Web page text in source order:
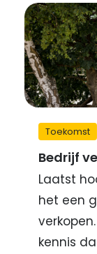
Toekomst
Bedrijf
Laatst
het een
kennis